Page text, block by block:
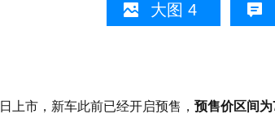
大图 4
市，新车此前已经开启预售， 预售价区间为